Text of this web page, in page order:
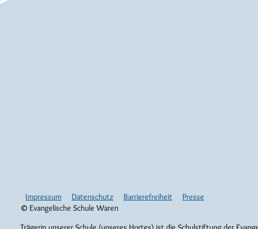
© Evangelische Schule Waren
Impressum Datenschutz Barrierefreiheit Presse